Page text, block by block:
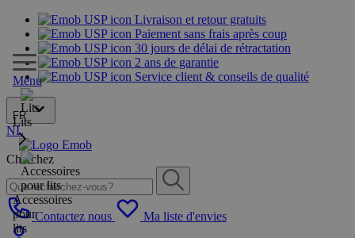
Livraison et retour gratuits
Paiement sans frais après coup
30 jours de délai de rétractation
2 ans de garantie
Service client & conseils de qualité
FR
NL
Cherchez
Contactez nous Ma liste d'envies
Menu
Lits
Accessoires
pour
lits